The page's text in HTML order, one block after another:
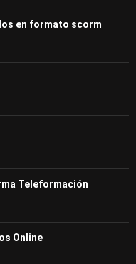
en formato scorm
Teleformación
Online